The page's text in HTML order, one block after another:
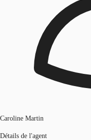
Caroline Martin
Détails de l'agent